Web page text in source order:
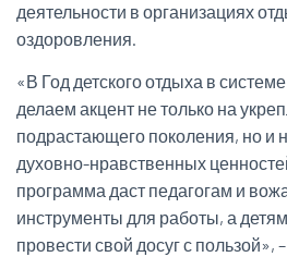
деятельности в организациях
оздоровления.
«В Год детского отдыха в
делаем акцент не только на
подрастающего поколения, но и
духовно-нравственных
программа даст педагогам и
инструменты для работы, а
провести свой досуг с пользой»,